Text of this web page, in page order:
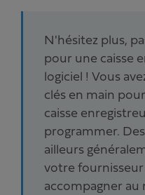
N'hésitez plus,
pour une caisse
logiciel ! Vous
clés en main
caisse
programmer.
ailleurs
votre
accompagner au